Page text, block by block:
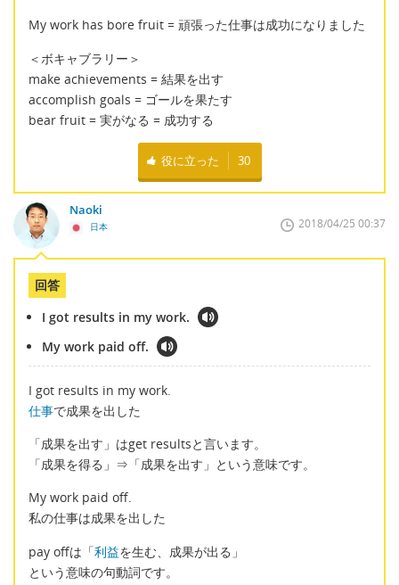
My work has bore fruit = 頑張った仕事は成功になりました
＜ボキャブラリー＞
make achievements = 結果を出す
accomplish goals = ゴールを果たす
bear fruit = 実がなる = 成功する
役に立った 30
Naoki
日本 2018/04/25 00:37
回答
I got results in my work.
My work paid off.
I got results in my work.
仕事で成果を出した
「成果を出す」はget resultsと言います。
「成果を得る」⇒「成果を出す」という意味です。
My work paid off.
私の仕事は成果を出した
pay offは「利益を生む、成果が出る」
という意味の句動詞です。